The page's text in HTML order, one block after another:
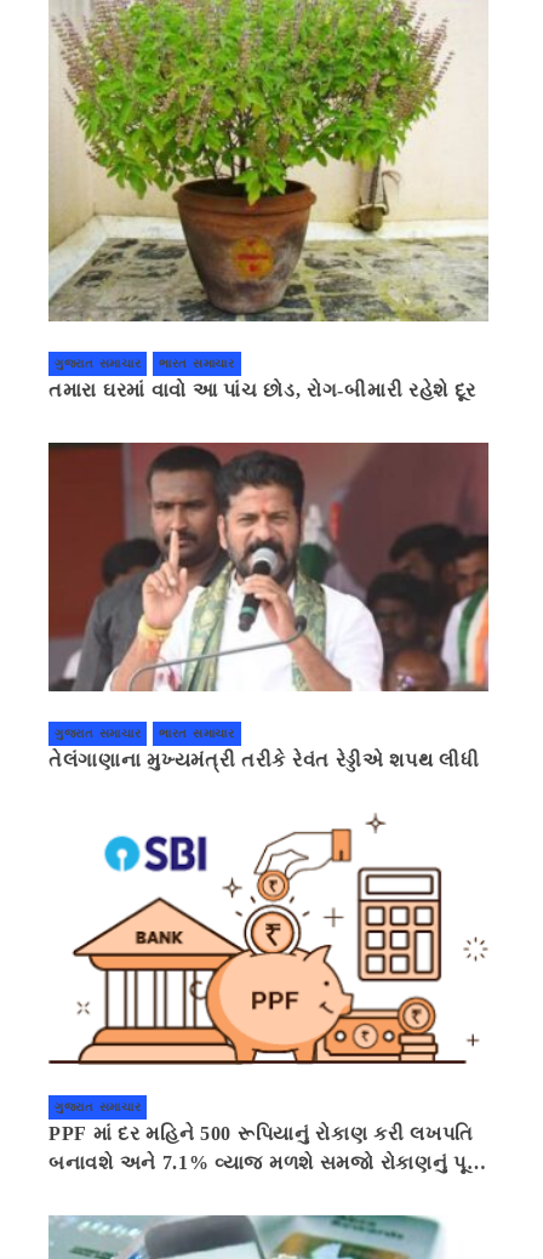
ગુજરાત સમાચાર ભારત સમાચાર
તમારા ઘરમાં વાવો આ પાંચ છોડ, રોગ-બીમારી રહેશે દૂર
ગુજરાત સમાચાર ભારત સમાચાર
તેલંગાણાના મુખ્યમંત્રી તરીકે રેવંત રેડ્ડીએ શપથ લીધી
ગુજરાત સમાચાર
PPF માં દર મહિને 500 રૂપિયાનું રોકાણ કરી લખપતિ
બનાવશે અને 7.1% વ્યાજ મળશે સમજો રોકાણનું પૂરું